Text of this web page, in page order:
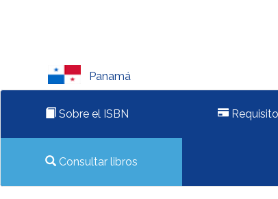
Panamá
Sobre el ISBN
Consultar libros